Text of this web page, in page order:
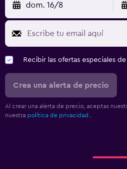
dom. 16/8
Recibir las ofertas especiales
Crea una alerta de precio
Al crear una alerta de precio, aceptas
nuestra política de privacidad.